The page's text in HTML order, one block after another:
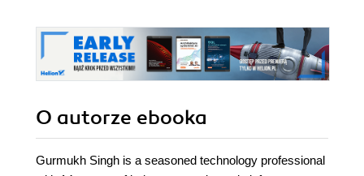
O autorze ebooka
Gurmukh Singh is a seasoned technology professional